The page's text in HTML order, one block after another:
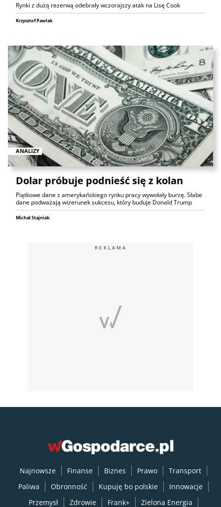
Rynki z dużą rezerwą odebrały wczorajszy atak na Lisę Cook
Krzysztof Pawlak
ANALIZY
Dolar próbuje podnieść się z kolan
Piątkowe dane z amerykańskiego rynku pracy wywołały burzę. Słabe
dane podważają wizerunek sukcesu, który buduje Donald Trump
Michał Stajniak
REKLAMA
Najnowsze Finanse Biznes Prawo
Transport
Paliwa
Obronność Kupuję bo polskie
Innowacje
Przemysł
Zdrowie Frank+ Zielona Energia